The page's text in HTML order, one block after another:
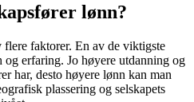
lønn?
faktorer. En av de viktigste
erfaring. Jo høyere utdanning og
har, desto høyere lønn kan man
plassering og selskapets